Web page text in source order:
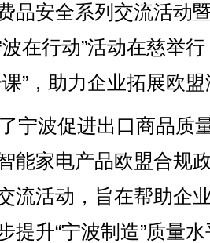
品安全系列交流活动
在行动”活动在慈举
课”，助力企业拓展欧
宁波促进出口商品质
能家电产品欧盟合规
流活动，旨在帮助企
提升“宁波制造”质量